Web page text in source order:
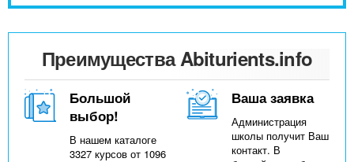
Преимущества Abiturients.info
Большой
выбор!
В нашем каталоге
3327 курсов от 1096
Ваша заявка
Администрация
школы получит Ваш
контакт. В